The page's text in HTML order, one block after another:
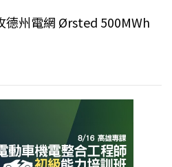
德州電網 Ørsted 500MWh